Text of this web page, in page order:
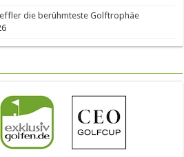
die berühmteste Golftrophäe